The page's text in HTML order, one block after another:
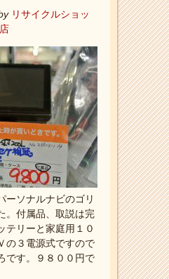
リサイクルショッ
ーソナルナビのゴリ
。付属品、取説は完
テリーと家庭用１０
の３電源式ですので
です。９８００円で